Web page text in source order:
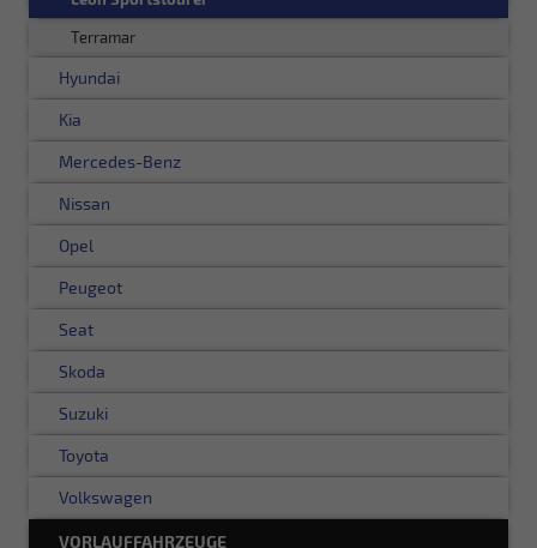
Terramar
Hyundai
Kia
Mercedes-Benz
Nissan
Opel
Peugeot
Seat
Skoda
Suzuki
Toyota
Volkswagen
VORLAUFFAHRZEUGE